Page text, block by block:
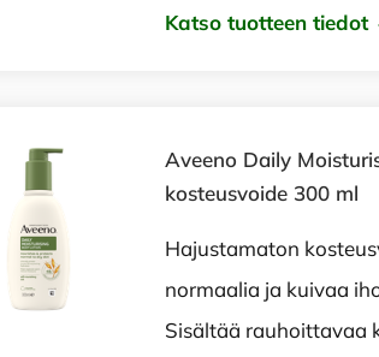
Katso tuotteen tiedot
Aveeno Daily
kosteusvoide 300 ml
Hajustamaton
normaalia ja kuivaa
Sisältää rauhoittavaa